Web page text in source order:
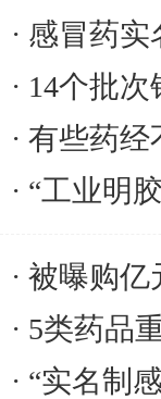
感冒药实
14个批
有些药经
“工业明
被曝购亿
5类药品
“实名制